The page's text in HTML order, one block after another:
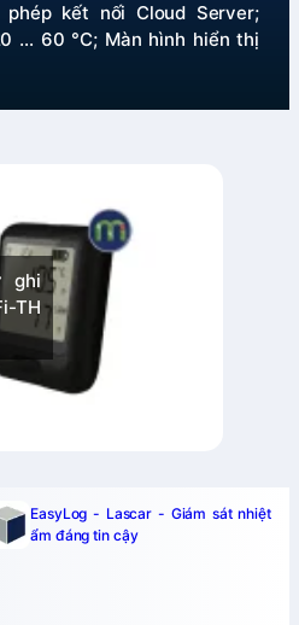
kết nối Cloud Server;
… 60 °C; Màn hình hiển thị
ghi
TH
EasyLog - Lascar - Giám sát nhiệt
ẩm đáng tin cậy